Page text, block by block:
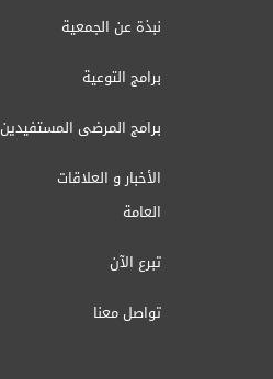
نبذة عن الجمعية
برامج التوعية
برامج المرضى المستفيدين
الأخبار و العلاقات
العامة
تبرع الآن
تواصل معنا